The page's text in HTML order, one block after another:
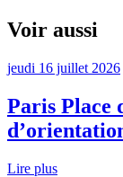
Voir aussi
jeudi 16 juillet 2026
Paris Place
Lire plus